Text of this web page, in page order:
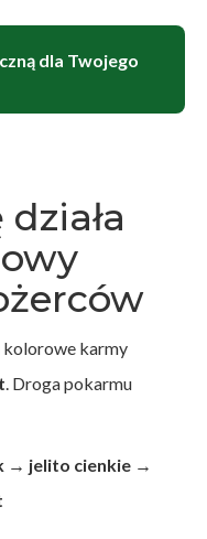
dla Twojego
kolorowe karmy
. Droga pokarmu
→ jelito cienkie →